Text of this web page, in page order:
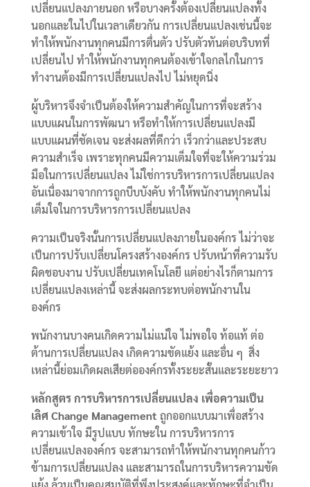
เปลี่ยนแปลงภายนอก หรือบางครั้งต้องเปลี่ยนแปลงทั้ง
นอกและในไปในเวลาเดียวกัน การเปลี่ยนแปลงเช่นนี้จะ
ทำให้พนักงานทุกคนมีการตื่นตัว ปรับตัวทันต่อบริบทที่
เปลี่ยนไป ทำให้พนักงานทุกคนต้องเข้าใจกลไกในการ
ทำงานต้องมีการเปลี่ยนแปลงไป ไม่หยุดนิ่ง
ผู้บริหารจึงจำเป็นต้องให้ความสำคัญในการที่จะสร้าง
แบบแผนในการพัฒนา หรือทำให้การเปลี่ยนแปลงมี
แบบแผนที่ชัดเจน จะส่งผลที่ดีกว่า เร็วกว่าและประสบ
ความสำเร็จ เพราะทุกคนมีความเต็มใจที่จะให้ความร่วม
มือในการเปลี่ยนแปลง ไม่ใช่การบริหารการเปลี่ยนแปลง
อันเนื่องมาจากการถูกบีบบังคับ ทำให้พนักงานทุกคนไม่
เต็มใจในการบริหารการเปลี่ยนแปลง
ความเป็นจริงนั้นการเปลี่ยนแปลงภายในองค์กร ไม่ว่าจะ
เป็นการปรับเปลี่ยนโครงสร้างองค์กร ปรับหน้าที่ความรับ
ผิดชอบงาน ปรับเปลี่ยนเทคโนโลยี แต่อย่างไรก็ตามการ
เปลี่ยนแปลงเหล่านี้ จะส่งผลกระทบต่อพนักงานใน
องค์กร
พนักงานบางคนเกิดความไม่แน่ใจ ไม่พอใจ ท้อแท้ ต่อ
ต้านการเปลี่ยนแปลง เกิดความขัดแย้ง และอื่น ๆ สิ่ง
เหล่านี้ย่อมเกิดผลเสียต่อองค์กรทั้งระยะสั้นและระยะยาว
หลักสูตร การบริหารการเปลี่ยนแปลง เพื่อความเป็น
เลิศ Change Management ถูกออกแบบมาเพื่อสร้าง
ความเข้าใจ มีรูปแบบ ทักษะใน การบริหารการ
เปลี่ยนแปลงองค์กร จะสามารถทำให้พนักงานทุกคนก้าว
ข้ามการเปลี่ยนแปลง และสามารถในการบริหารความขัด